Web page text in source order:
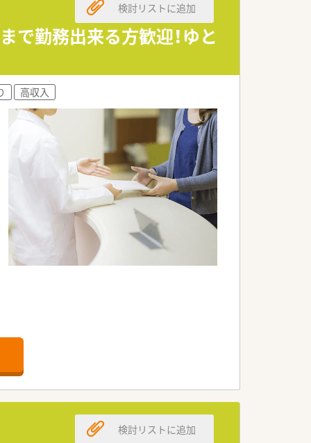
勤務出来る方歓迎！ゆと
検討リストに追加
高収入
検討リストに追加